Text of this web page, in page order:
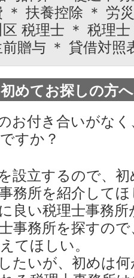
＊ 扶養控除 ＊ 労
税理士 ＊ 税理
贈与 ＊ 貸借対照
めてお探しの方へ
お付き合いがな
すか？
設立するので、
務所を紹介して
良い税理士事務
事務所を探すの
てほしい。
たいが、初めは